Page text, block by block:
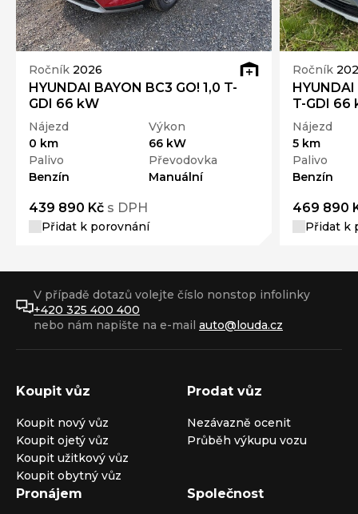
Ročník 2026
HYUNDAI BAYON BC3 GO! 1,0 T-
GDI 66 kW
Nájezd
0 km
Výkon
66 kW
Palivo
Benzín
Převodovka
Manuální
439 890 Kč s DPH
Přidat k porovnání
Ročník
HYUNDAI
T-GDI 66
Nájezd
5 km
Palivo
Benzín
469 890
Přidat k
V případě dotazů volejte číslo nonstop infolinky
+420 325 400 400
nebo nám napište na e-mail auto@louda.cz
Koupit vůz
Koupit nový vůz
Koupit ojetý vůz
Koupit užitkový vůz
Koupit obytný vůz
Prodat vůz
Nezávazně ocenit
Průběh výkupu vozu
Pronájem Společnost